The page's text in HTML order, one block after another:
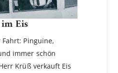
Eis
Pinguine,
immer schön
Krüß verkauft Eis